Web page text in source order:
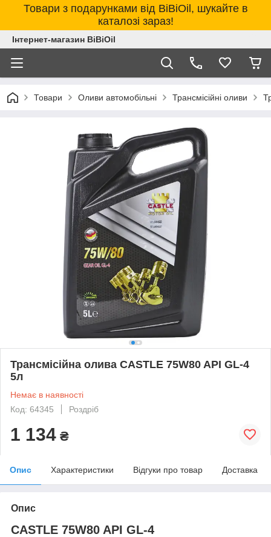
Товари з подарунками від BiBiOil, шукайте в
каталозі зараз!
Інтернет-магазин BiBiOil
Товари Оливи автомобільні Трансмісійні оливи
Трансмісійна олива CASTLE 75W80 API GL-4
5л
Немає в наявності
Код: 64345
Роздріб
1 134 ₴
Опис Характеристики Відгуки про товар Доставка
Опис
CASTLE 75W80 API GL-4